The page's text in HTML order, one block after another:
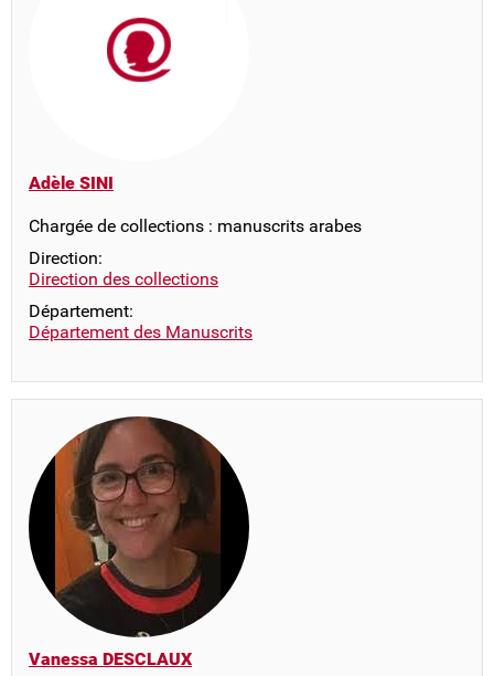
Adèle SINI
Chargée de collections : manuscrits arabes
Direction:
Direction des collections
Département:
Département des Manuscrits
Vanessa DESCLAUX